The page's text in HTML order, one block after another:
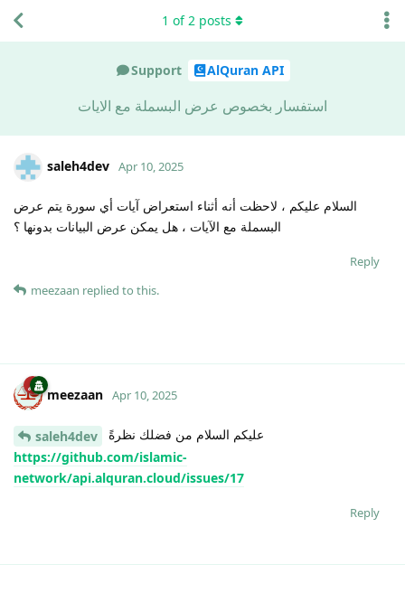
Support AlQuran API
استفسار بخصوص عرض البسملة مع الايات
1 of2 posts
saleh4dev Apr 10, 2025
السلام عليكم ، لاحظت أنه أثناء استعراض آيات أي سورة يتم عرض
البسملة مع الآيات ، هل يمكن عرض البيانات بدونها ؟
Reply
meezaan replied to this.
meezaan Apr 10, 2025
saleh4dev
عليكم السلام من فضلك نظرةً
https://github.com/islamic-
network/api.alquran.cloud/issues/17
Reply